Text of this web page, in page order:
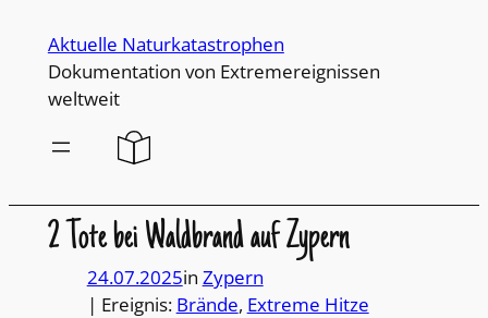
Inhalt
wechseln
Aktuelle Naturkatastrophen
Dokumentation von Extremereignissen
weltweit
2 Tote bei Waldbrand auf Zypern
24.07.2025in Zypern
| Ereignis: Brände, Extreme Hitze